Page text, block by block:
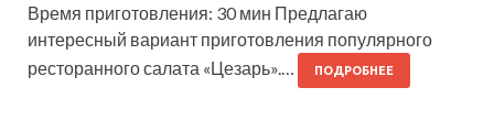
Время приготовления: 30 мин Предлагаю
интересный вариант приготовления популярного
ресторанного салата «Цезарь».…
ПОДРОБНЕЕ